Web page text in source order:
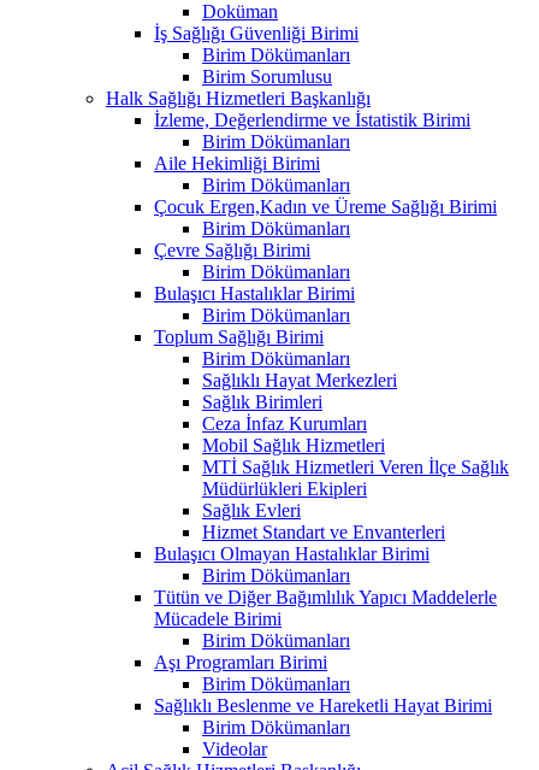
Doküman
İş Sağlığı Güvenliği Birimi
Birim Dökümanları
Birim Sorumlusu
Halk Sağlığı Hizmetleri Başkanlığı
İzleme, Değerlendirme ve İstatistik Birimi
Birim Dökümanları
Aile Hekimliği Birimi
Birim Dökümanları
Çocuk Ergen,Kadın ve Üreme Sağlığı Birimi
Birim Dökümanları
Çevre Sağlığı Birimi
Birim Dökümanları
Bulaşıcı Hastalıklar Birimi
Birim Dökümanları
Toplum Sağlığı Birimi
Birim Dökümanları
Sağlıklı Hayat Merkezleri
Sağlık Birimleri
Ceza İnfaz Kurumları
Mobil Sağlık Hizmetleri
MTİ Sağlık Hizmetleri Veren İlçe Sağlık
Müdürlükleri Ekipleri
Sağlık Evleri
Hizmet Standart ve Envanterleri
Bulaşıcı Olmayan Hastalıklar Birimi
Birim Dökümanları
Tütün ve Diğer Bağımlılık Yapıcı Maddelerle
Mücadele Birimi
Birim Dökümanları
Aşı Programları Birimi
Birim Dökümanları
Sağlıklı Beslenme ve Hareketli Hayat Birimi
Birim Dökümanları
Videolar